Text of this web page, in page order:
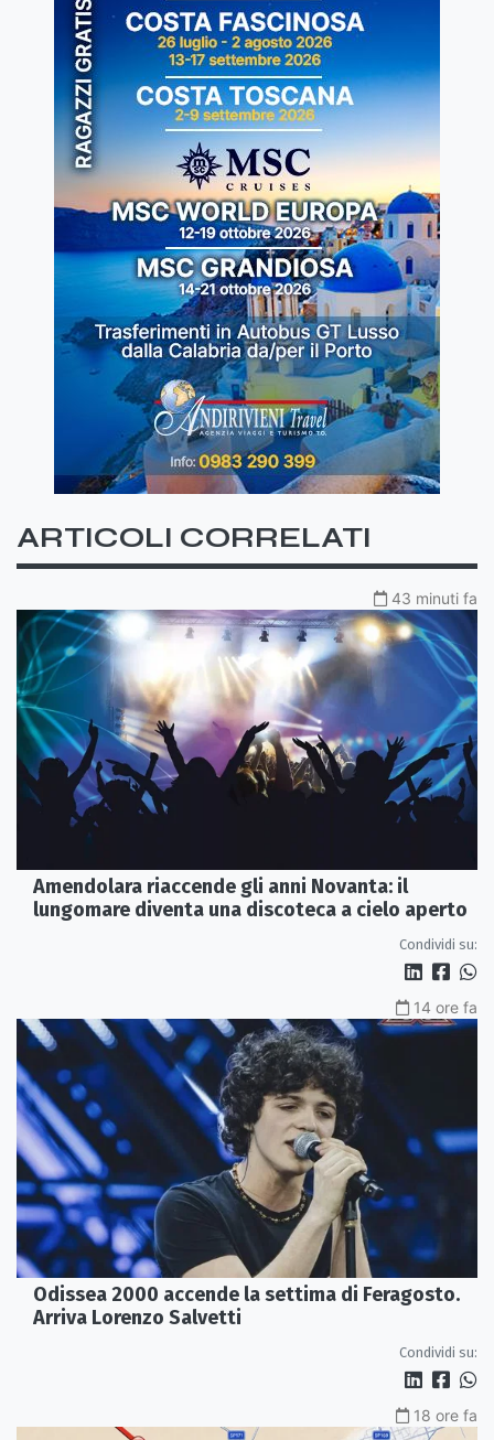
ARTICOLI CORRELATI
43 minuti fa
Amendolara riaccende gli anni Novanta: il
lungomare diventa una discoteca a cielo aperto
Condividi su:
14 ore fa
Odissea 2000 accende la settima di Feragosto.
Arriva Lorenzo Salvetti
Condividi su:
18 ore fa